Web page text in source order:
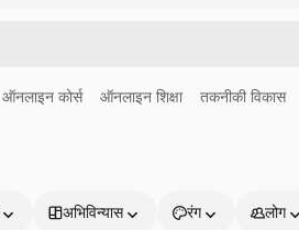
ऑनलाइन कोर्स ऑनलाइन शिक्षा तकनीकी विकास
अभिविन्यास रंग लोग